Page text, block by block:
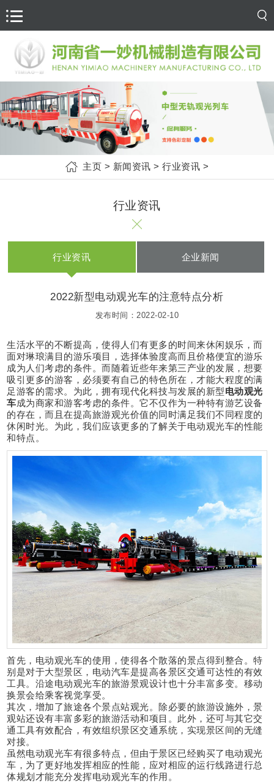
主页 > 新闻资讯 > 行业资讯 >
行业资讯
行业资讯 企业新闻
2022新型电动观光车的注意特点分析
发布时间：2022-02-10
生活水平的不断提高，使得人们有更多的时间来休闲娱乐，而
面对琳琅满目的游乐项目，选择体验度高而且价格便宜的游乐
成为人们考虑的条件。而随着近些年来第三产业的发展，想要
吸引更多的游客，必须要有自己的特色所在，才能大程度的满
足游客的需求。为此，拥有现代化科技与发展的新型电动观光
车成为商家和游客考虑的条件。它不仅作为一种特有游艺设备
的存在，而且在提高旅游观光价值的同时满足我们不同程度的
休闲时光。为此，我们应该更多的了解关于电动观光车的性能
和特点。
首先，电动观光车的使用，使得各个散落的景点得到整合。特
别是对于大型景区，电动汽车是提高各景区交通可达性的有效
工具。沿途电动观光车的旅游景观设计也十分丰富多变。移动
换景会给乘客视觉享受。
其次，增加了旅途各个景点站观光。除必要的旅游设施外，景
观站还设有丰富多彩的旅游活动和项目。此外，还可与其它交
通工具有效配合，有效组织景区交通系统，实现景区间的无缝
对接。
虽然电动观光车有很多特点，但由于景区已经购买了电动观光
车，为了更好地发挥相应的性能，应对相应的运行线路进行总
体规划才能充分发挥电动观光车的作用。